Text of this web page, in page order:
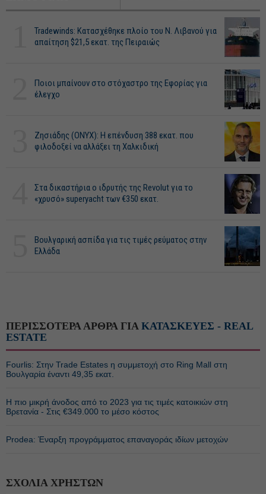
Tradewinds: Κατασχέθηκε πλοίο του Ν. Λιβανού για
απαίτηση $21,5 εκατ. της Πειραιώς
Ποιοι μπαίνουν στο στόχαστρο της Εφορίας για
έλεγχο
Ζησιάδης (ONYX): Η επένδυση 388 εκατ. που
φιλοδοξεί να αλλάξει τη Χαλκιδική
Στα δικαστήρια ο ιδρυτής της Revolut για το
«χρυσό» superyacht των €350 εκατ.
Βουλγαρική ασπίδα για τις τιμές ρεύματος στην
Ελλάδα
ΠΕΡΙΣΣΟΤΕΡΑ ΑΡΘΡΑ ΓΙΑ ΚΑΤΑΣΚΕΥΕΣ - REAL
ESTATE
Fourlis: Στην Trade Estates η συμμετοχή στο Ring Mall στη
Βουλγαρία έναντι 49,35 εκατ.
Η πιο μικρή άνοδος από το 2023 για τις τιμές κατοικιών στη
Βρετανία - Στις €349.000 το μέσο κόστος
Prodea: Έναρξη προγράμματος επαναγοράς ιδίων μετοχών
ΣΧΟΛΙΑ ΧΡΗΣΤΩΝ